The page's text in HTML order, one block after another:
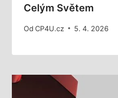
Celým Světem
Od CP4U.cz 5. 4. 2026